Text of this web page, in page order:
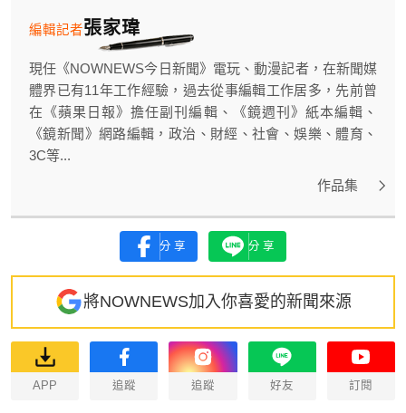
張家瑋
編輯記者
現任《NOWNEWS今日新聞》電玩、動漫記者，在新聞媒
體界已有11年工作經驗，過去從事編輯工作居多，先前曾
在《蘋果日報》擔任副刊編輯、《鏡週刊》紙本編輯、
《鏡新聞》網路編輯，政治、財經、社會、娛樂、體育、
3C等...
作品集
分享 分享
將NOWNEWS加入你喜愛的新聞來源
APP 追蹤 追蹤 好友 訂閱